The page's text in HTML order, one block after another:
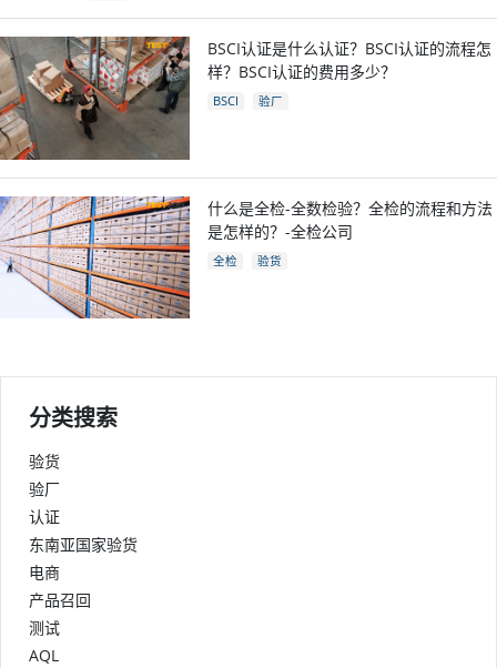
BSCI认证是什么认证？BSCI认证的流程怎
样？BSCI认证的费用多少？
BSCI 验厂
什么是全检-全数检验？全检的流程和方法
是怎样的？-全检公司
全检 验货
分类搜索
验货
验厂
认证
东南亚国家验货
电商
产品召回
测试
AQL